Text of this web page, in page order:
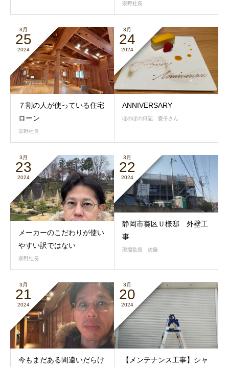
宗野社長
3月
25
2024
７割の人が使っている住宅
ローン
宗野社長
3月
24
2024
ANNIVERSARY
ほのぼの日記 愛子さん
3月
23
2024
メーカーのこだわりが使い
やすい訳ではない
宗野社長
3月
22
2024
静岡市葵区Ｕ様邸 外壁工
事
現場監督 佐藤
3月
21
2024
今もまだある間違いだらけ
3月
20
2024
【メンテナンス工事】シャ